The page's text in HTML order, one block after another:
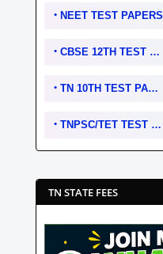
NEET TEST PAPERS
CBSE 12TH TEST PAPERS
TN 10TH TEST PAPERS
TNPSC/TET TEST PAPERS
TN STATE FEES